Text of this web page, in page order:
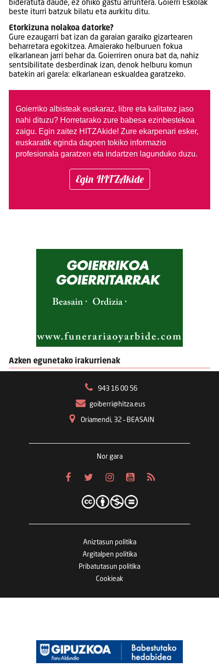
bideratuta daude, ez ohiko gastu arruntera. Goierri Eskolak
beste iturri batzuk bilatu eta aurkitu ditu.
Etorkizuna nolakoa datorke?
Gure ezaugarri bat izan da garaian garaiko gizartearen
beharretara egokitzea. Amaierako helburuen fokua
elkarlanean jarri behar da. Goierriren onura bat da, nahiz
sentsibilitate desberdinak izan, denok helburu komun
batekin ari garela: elkarlanean eskualdea garatzeko.
Goierriko albisteak euskaraz, libre eta kalitatez jaso
nahi dituzu? Horretarako zure babesa ezinbestekoa
zaigu. Egin zaitez HITZAkide! Zure ekarpenari esker,
euskaratik eginda dagoen tokiko informazio
profesionala garatzen eta indartzen lagunduko duzu.
Egin HITZAkide
Azken egunetako irakurrienak
943 16 00 56
goiberri@hitza.eus
Oriamendi, 32 – BEASAIN
Nor gara
Aniztasun politika
Argitalpen politika
Pribatutasun politika
Cookieak